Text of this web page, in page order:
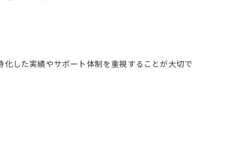
した実績やサポート体制を重視することが大切で